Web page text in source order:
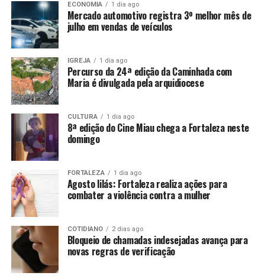
ECONOMIA 1 dia ago
Mercado automotivo registra 3º melhor mês de
julho em vendas de veículos
IGREJA 1 dia ago
Percurso da 24ª edição da Caminhada com
Maria é divulgada pela arquidiocese
CULTURA 1 dia ago
8ª edição do Cine Miau chega a Fortaleza neste
domingo
FORTALEZA 1 dia ago
Agosto lilás: Fortaleza realiza ações para
combater a violência contra a mulher
COTIDIANO 2 dias ago
Bloqueio de chamadas indesejadas avança para
novas regras de verificação